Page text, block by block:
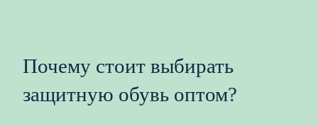
Почему стоит выбирать
защитную обувь оптом?